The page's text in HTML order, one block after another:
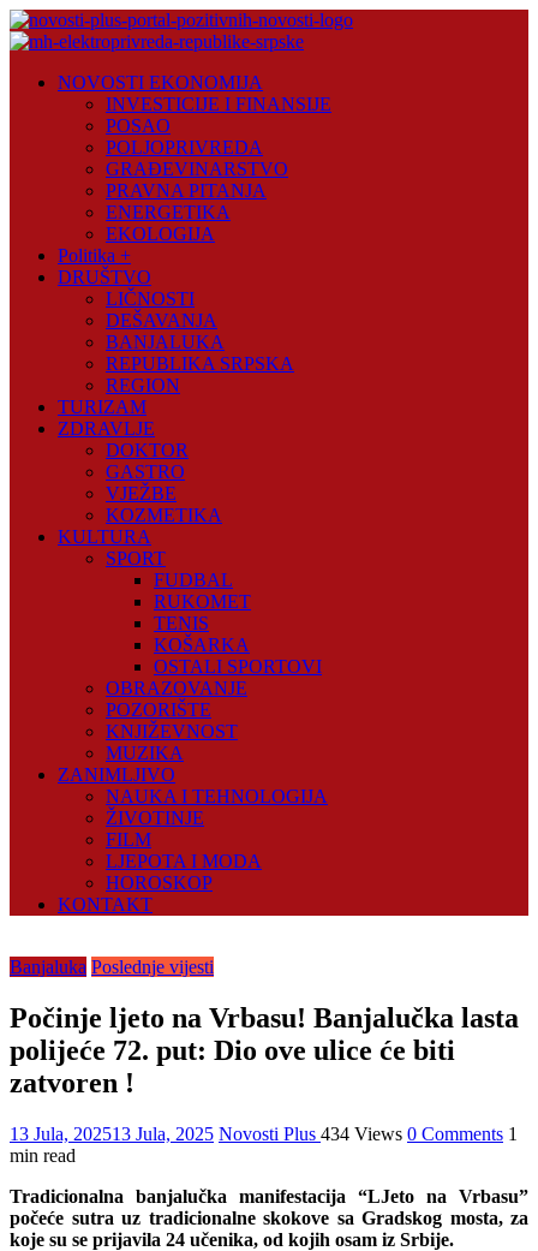
Skip
to
Plus
NOVOSTI EKONOMIJA
INVESTICIJE I FINANSIJE
POSAO
POLJOPRIVREDA
GRAĐEVINARSTVO
PRAVNA PITANJA
ENERGETIKA
EKOLOGIJA
Politika +
DRUŠTVO
LIČNOSTI
DEŠAVANJA
BANJALUKA
REPUBLIKA SRPSKA
REGION
TURIZAM
ZDRAVLJE
DOKTOR
GASTRO
VJEŽBE
KOZMETIKA
KULTURA
SPORT
FUDBAL
RUKOMET
TENIS
KOŠARKA
OSTALI SPORTOVI
OBRAZOVANJE
POZORIŠTE
KNJIŽEVNOST
MUZIKA
ZANIMLJIVO
NAUKA I TEHNOLOGIJA
ŽIVOTINJE
FILM
LJEPOTA I MODA
HOROSKOP
KONTAKT
Banjaluka Poslednje vijesti
Počinje ljeto na Vrbasu! Banjalučka lasta
polijeće 72. put: Dio ove ulice će biti
zatvoren !
13 Jula, 202513 Jula, 2025 Novosti Plus 434 Views 0 Comments 1
min read
Tradicionalna banjalučka manifestacija “LJeto na Vrbasu”
počeće sutra uz tradicionalne skokove sa Gradskog mosta, za
koje su se prijavila 24 učenika, od kojih osam iz Srbije.